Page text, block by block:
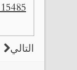
15485 x 9028 )
التالي